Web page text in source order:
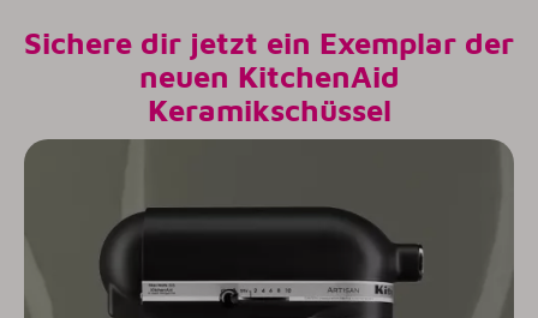
Sichere dir jetzt ein Exemplar der
neuen KitchenAid
Keramikschüssel